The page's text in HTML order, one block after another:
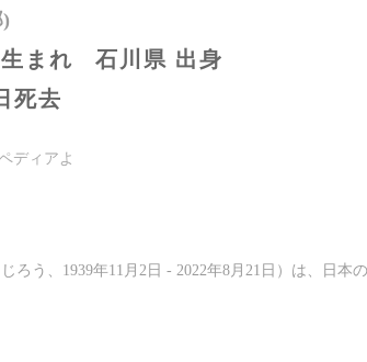
まれ
石川県 出身
死去
ろう、1939年11月2日 - 2022年8月21日）は、日本の